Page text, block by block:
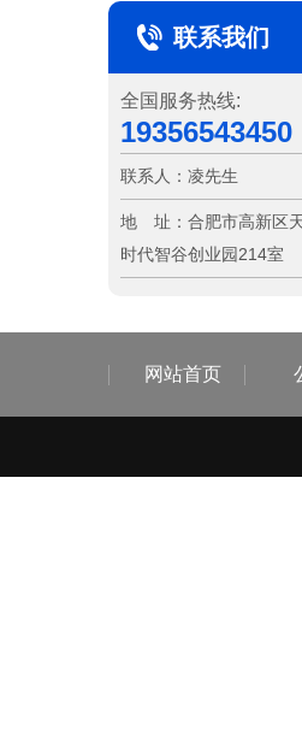
联系我们
全国服务热线:
19356543450
联系人： 凌先生
地 址： 合肥市高新区
时代智谷创业园214室
网站首页